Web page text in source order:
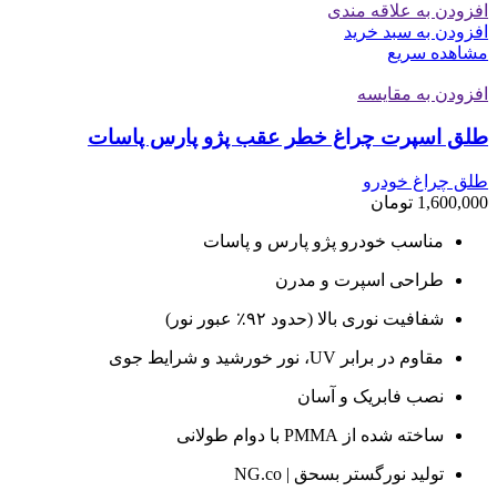
افزودن به علاقه مندی
افزودن به سبد خرید
مشاهده سریع
افزودن به مقایسه
طلق اسپرت چراغ خطر عقب پژو پارس پاسات
طلق چراغ خودرو
1,600,000 تومان
مناسب خودرو پژو پارس و پاسات
طراحی اسپرت و مدرن
شفافیت نوری بالا (حدود ۹۲٪ عبور نور)
مقاوم در برابر UV، نور خورشید و شرایط جوی
نصب فابریک و آسان
ساخته شده از PMMA با دوام طولانی
تولید نورگستر بسحق | NG.co